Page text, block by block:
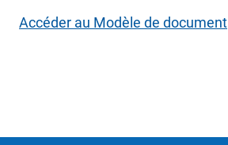
Accéder au Modèle de document